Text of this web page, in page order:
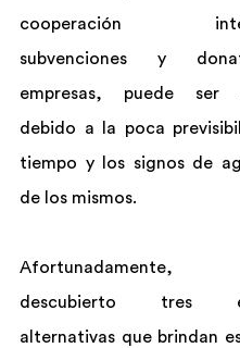
cooperación
subvenciones y
empresas, puede ser
debido a la poca
tiempo y los signos de
de los mismos.
descubierto tres
alternativas que brindan